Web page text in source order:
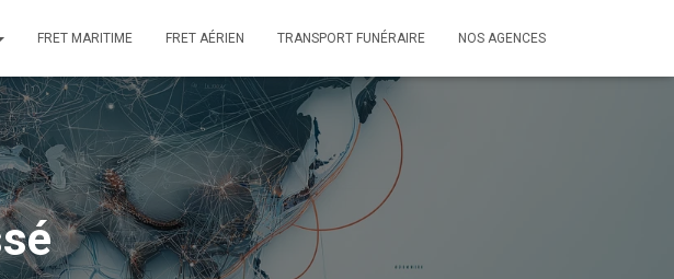
FRET MARITIME FRET AÉRIEN TRANSPORT FUNÉRAIRE NOS AGENCES